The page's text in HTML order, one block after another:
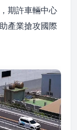
期許車輛中心
產業搶攻國際